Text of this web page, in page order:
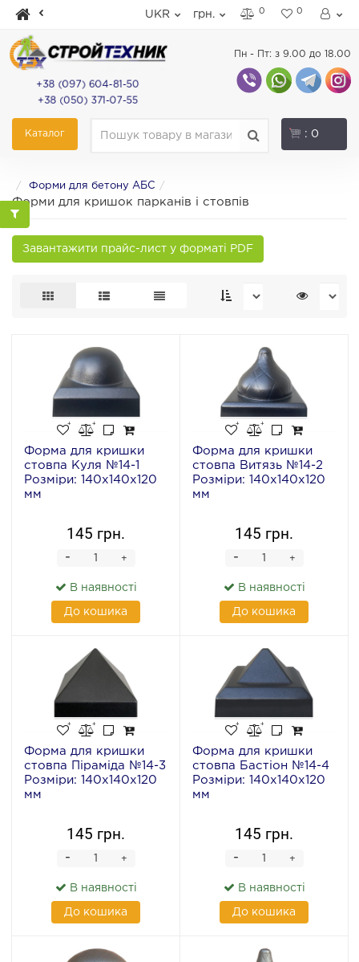
UKR грн. 0 0
+38 (097) 604-81-50
+38 (050) 371-07-55
Пн - Пт: з 9.00 до 18.00
Каталог : 0
Форми для бетону АБС
Форми для кришок парканів і стовпів
Завантажити прайс-лист у форматі PDF
Форма для кришки
стовпа Куля №14-1
Розміри: 140х140х120
мм
145 грн.
+
-
В наявності
До кошика
Форма для кришки
стовпа Витязь №14-2
Розміри: 140х140х120
мм
145 грн.
+
-
В наявності
До кошика
Форма для кришки
стовпа Піраміда №14-3
Розміри: 140х140х120
мм
145 грн.
+
-
В наявності
До кошика
Форма для кришки
стовпа Бастіон №14-4
Розміри: 140х140х120
мм
145 грн.
+
-
В наявності
До кошика